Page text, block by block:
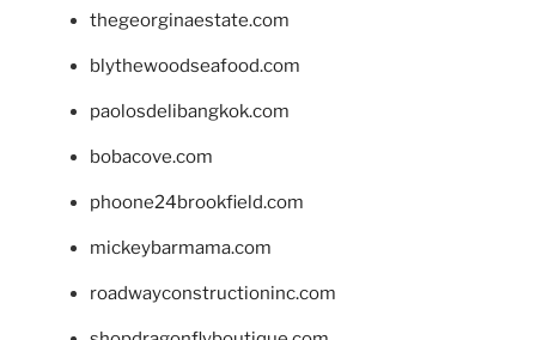
thegeorginaestate.com
blythewoodseafood.com
paolosdelibangkok.com
bobacove.com
phoone24brookfield.com
mickeybarmama.com
roadwayconstructioninc.com